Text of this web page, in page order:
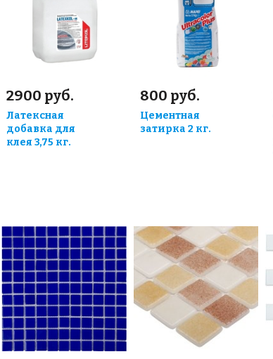
2900 руб.
Латексная
добавка для
клея 3,75 кг.
800 руб.
Цементная
затирка 2 кг.